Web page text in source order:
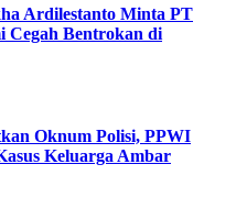
Ardilestanto Minta PT
Cegah Bentrokan di
Oknum Polisi, PPWI
Keluarga Ambar